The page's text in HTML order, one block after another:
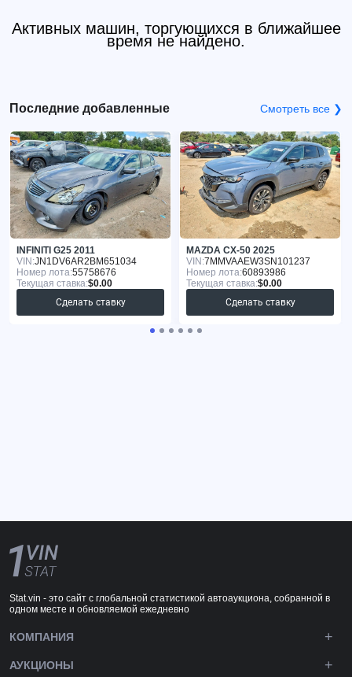
Активных машин, торгующихся в ближайшее
время не найдено.
Последние добавленные Смотреть все ❯
INFINITI G25 2011
VIN:JN1DV6AR2BM651034
Номер лота:55758676
Текущая ставка:$0.00
Сделать ставку
MAZDA CX-50 2025
VIN:7MMVAAEW3SN101237
Номер лота:60893986
Текущая ставка:$0.00
Сделать ставку
Stat.vin - это сайт с глобальной статистикой автоаукциона, собранной в
одном месте и обновляемой ежедневно
КОМПАНИЯ
АУКЦИОНЫ